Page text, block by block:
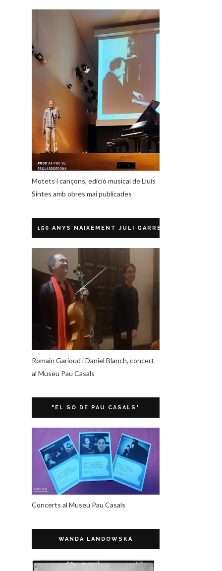
Motets i cançons, edició musical de Lluís
Sintes amb obres mai publicades
150 ANYS NAIXEMENT JULI GARRETA
Romain Garioud i Daniel Blanch, concert
al Museu Pau Casals
"EL SO DE PAU CASALS"
Concerts al Museu Pau Casals
WANDA LANDOWSKA